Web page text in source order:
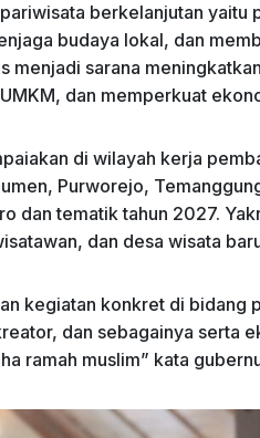
berkelanjutan yaitu
budaya lokal, dan
menjadi sarana
dan memperkuat
di wilayah kerja
Purworejo,
dan tematik tahun 2027.
dan desa wisata
kegiatan konkret di bidang
dan sebagainya serta
ramah muslim” kata